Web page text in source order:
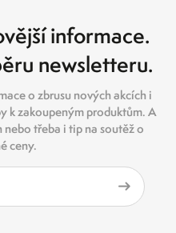
informace.
newsletteru.
o zbrusu nových akcích i
k zakoupeným produktům. A
třeba i tip na soutěž o
ceny.